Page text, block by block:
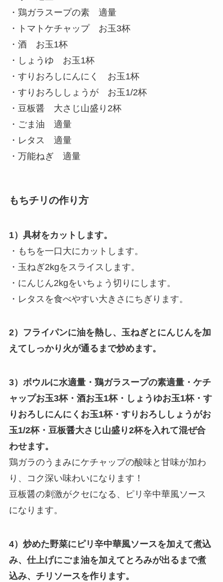
・鶏ガラスープの素 適量
・トマトケチャップ お玉3杯
・酒 お玉1杯
・しょうゆ お玉1杯
・すりおろしにんにく お玉1杯
・すりおろししょうが お玉1/2杯
・豆板醤 大さじ山盛り2杯
・ごま油 適量
・レタス 適量
・万能ねぎ 適量
もちチリの作り方
1）具材をカットします。
・もちを一口大にカットします。
・玉ねぎ2kgをスライスします。
・にんじん2kgをいちょう切りにします。
・レタスを食べやすい大きさにちぎります。
2）フライパンに油を熱し、玉ねぎとにんじんを加
えてしっかり火が通るまで炒めます。
3）ボウルに水適量・鶏ガラスープの素適量・ケチ
ャップお玉3杯・酒お玉1杯・しょうゆお玉1杯・す
りおろしにんにくお玉1杯・すりおろししょうがお
玉1/2杯・豆板醤大さじ山盛り2杯を入れて混ぜ合
わせます。
鶏ガラのうまみにケチャップの酸味と甘味が加わ
り、コク深い味わいになります！
豆板醤の刺激がクセになる、ピリ辛中華風ソース
になります。
4）炒めた野菜にピリ辛中華風ソースを加えて煮込
み、仕上げにごま油を加えてとろみが出るまで煮
込み、チリソースを作ります。